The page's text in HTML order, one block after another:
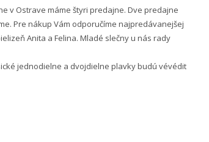
v Ostrave máme štyri predajne. Dve predajne
Pre nákup Vám odporučíme najpredávanejšej
Anita a Felina. Mladé slečny u nás rady
jednodielne a dvojdielne plavky budú vévédit